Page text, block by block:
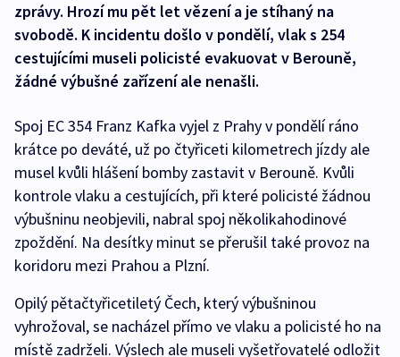
zprávy. Hrozí mu pět let vězení a je stíhaný na
svobodě. K incidentu došlo v pondělí, vlak s 254
cestujícími museli policisté evakuovat v Berouně,
žádné výbušné zařízení ale nenašli.
Spoj EC 354 Franz Kafka vyjel z Prahy v pondělí ráno
krátce po deváté, už po čtyřiceti kilometrech jízdy ale
musel kvůli hlášení bomby zastavit v Berouně. Kvůli
kontrole vlaku a cestujících, při které policisté žádnou
výbušninu neobjevili, nabral spoj několikahodinové
zpoždění. Na desítky minut se přerušil také provoz na
koridoru mezi Prahou a Plzní.
Opilý pětačtyřicetiletý Čech, který výbušninou
vyhrožoval, se nacházel přímo ve vlaku a policisté ho na
místě zadrželi. Výslech ale museli vyšetřovatelé odložit